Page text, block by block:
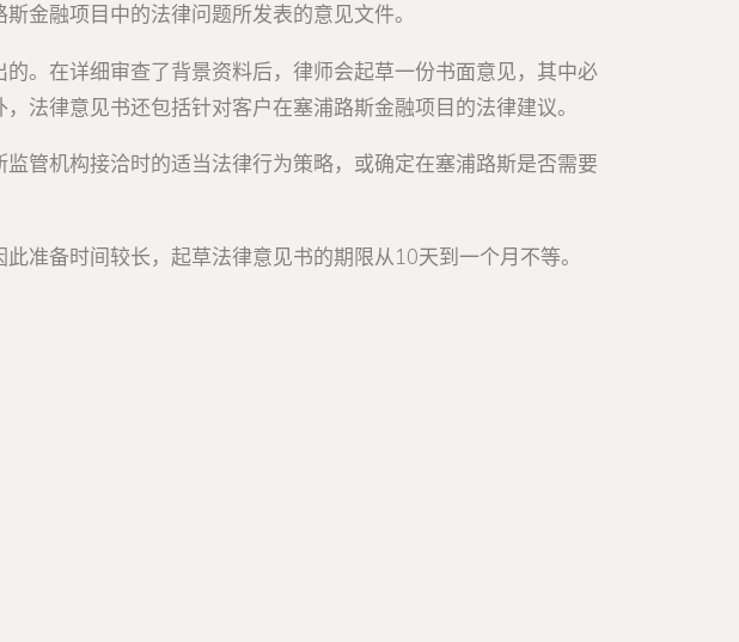
金融项目中的法律问题所发表的意见文件。
。在详细审查了背景资料后，律师会起草一份书面意见，其中必
法律意见书还包括针对客户在塞浦路斯金融项目的法律建议。
管机构接洽时的适当法律行为策略，或确定在塞浦路斯是否需要
准备时间较长，起草法律意见书的期限从10天到一个月不等。